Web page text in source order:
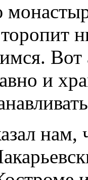
Вот
и
нам,